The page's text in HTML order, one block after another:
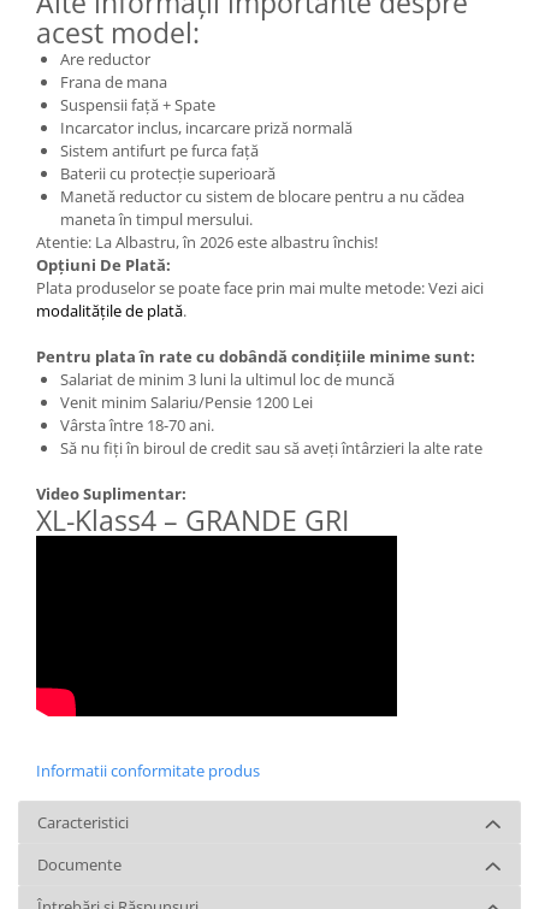
acest model:
Are reductor
Frana de mana
Suspensii față + Spate
Incarcator inclus, incarcare priză normală
Sistem antifurt pe furca față
Baterii cu protecție superioară
Manetă reductor cu sistem de blocare pentru a nu cădea
maneta în timpul mersului.
Atentie: La Albastru, în 2026 este albastru închis!
Opțiuni De Plată:
Plata produselor se poate face prin mai multe metode: Vezi aici
modalitățile de plată.
Pentru plata în rate cu dobândă condițiile minime sunt:
Salariat de minim 3 luni la ultimul loc de muncă
Venit minim Salariu/Pensie 1200 Lei
Vârsta între 18-70 ani.
Să nu fiți în biroul de credit sau să aveți întârzieri la alte rate
Video Suplimentar:
XL-Klass4 – GRANDE GRI
Informatii conformitate produs
Caracteristici
Documente